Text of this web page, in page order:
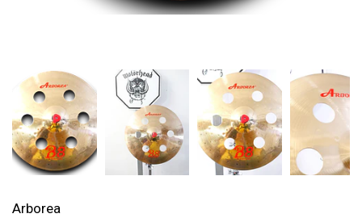
Arborea